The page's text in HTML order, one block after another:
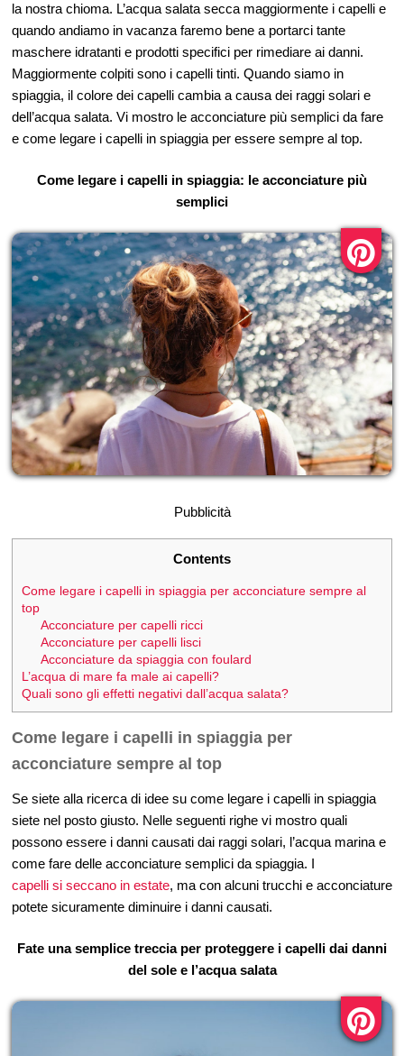
la nostra chioma. L’acqua salata secca maggiormente i capelli e
quando andiamo in vacanza faremo bene a portarci tante
maschere idratanti e prodotti specifici per rimediare ai danni.
Maggiormente colpiti sono i capelli tinti. Quando siamo in
spiaggia, il colore dei capelli cambia a causa dei raggi solari e
dell’acqua salata. Vi mostro le acconciature più semplici da fare
e come legare i capelli in spiaggia per essere sempre al top.
Come legare i capelli in spiaggia: le acconciature più
semplici
Pubblicità
Contents
Come legare i capelli in spiaggia per acconciature sempre al
top
Acconciature per capelli ricci
Acconciature per capelli lisci
Acconciature da spiaggia con foulard
L’acqua di mare fa male ai capelli?
Quali sono gli effetti negativi dall’acqua salata?
Come legare i capelli in spiaggia per
acconciature sempre al top
Se siete alla ricerca di idee su come legare i capelli in spiaggia
siete nel posto giusto. Nelle seguenti righe vi mostro quali
possono essere i danni causati dai raggi solari, l’acqua marina e
come fare delle acconciature semplici da spiaggia. I
capelli si seccano in estate, ma con alcuni trucchi e acconciature
potete sicuramente diminuire i danni causati.
Fate una semplice treccia per proteggere i capelli dai danni
del sole e l’acqua salata